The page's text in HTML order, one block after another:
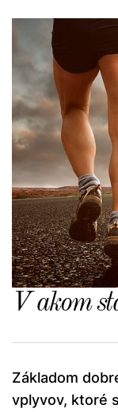
V akom
Základom
vplyvov, ktoré